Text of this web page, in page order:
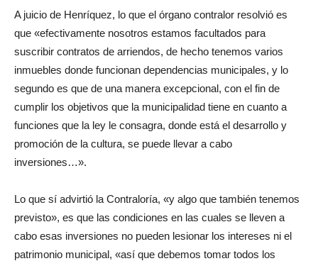
A juicio de Henríquez, lo que el órgano contralor resolvió es
que «efectivamente nosotros estamos facultados para
suscribir contratos de arriendos, de hecho tenemos varios
inmuebles donde funcionan dependencias municipales, y lo
segundo es que de una manera excepcional, con el fin de
cumplir los objetivos que la municipalidad tiene en cuanto a
funciones que la ley le consagra, donde está el desarrollo y
promoción de la cultura, se puede llevar a cabo
inversiones…».
Lo que sí advirtió la Contraloría, «y algo que también tenemos
previsto», es que las condiciones en las cuales se lleven a
cabo esas inversiones no pueden lesionar los intereses ni el
patrimonio municipal, «así que debemos tomar todos los